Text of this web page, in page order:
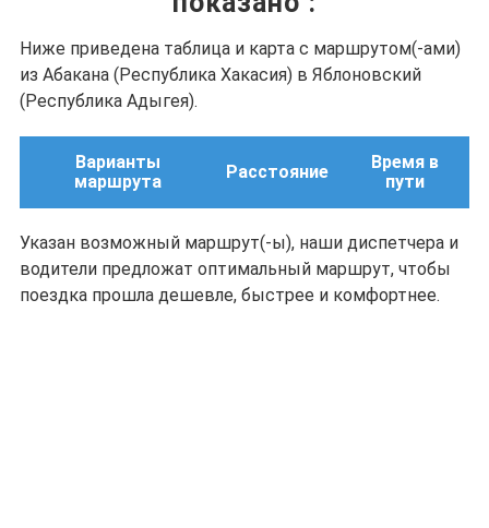
Ниже приведена таблица и карта с маршрутом(-ами)
из Абакана (Республика Хакасия) в Яблоновский
(Республика Адыгея).
Варианты
маршрута
Расстояние
Время в
пути
Указан возможный маршрут(-ы), наши диспетчера и
водители предложат оптимальный маршрут, чтобы
поездка прошла дешевле, быстрее и комфортнее.